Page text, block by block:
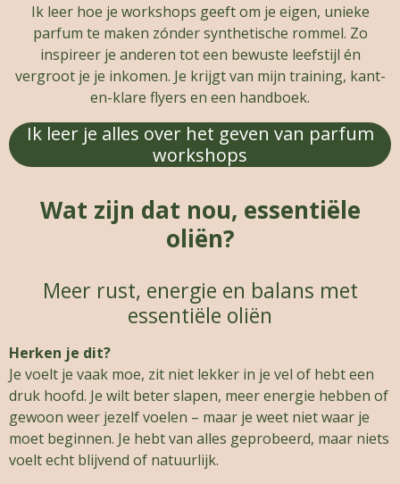
Ik leer hoe je workshops geeft om je eigen, unieke
parfum te maken zónder synthetische rommel. Zo
inspireer je anderen tot een bewuste leefstijl én
vergroot je je inkomen. Je krijgt van mijn training, kant-
en-klare flyers en een handboek.
Ik leer je alles over het geven van parfum
workshops
Wat zijn dat nou, essentiële
oliën?
Meer rust, energie en balans met
essentiële oliën
Herken je dit?
Je voelt je vaak moe, zit niet lekker in je vel of hebt een
druk hoofd. Je wilt beter slapen, meer energie hebben of
gewoon weer jezelf voelen – maar je weet niet waar je
moet beginnen. Je hebt van alles geprobeerd, maar niets
voelt echt blijvend of natuurlijk.